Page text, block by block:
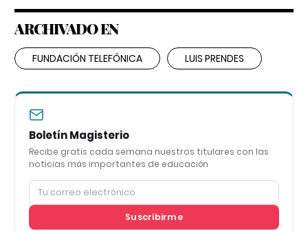
ARCHIVADO EN
FUNDACIÓN TELEFÓNICA LUIS PRENDES
Boletín Magisterio
Recibe gratis cada semana nuestros titulares con las
noticias más importantes de educación
Suscribirme